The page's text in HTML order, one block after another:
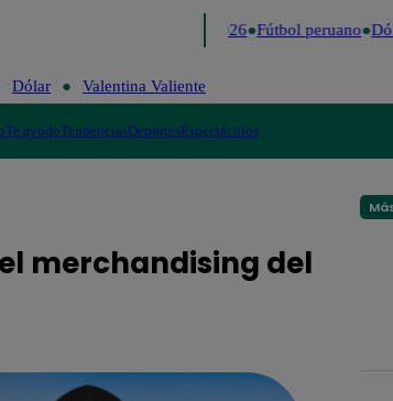
Perú Decide 2026 Fútbol peruano
Dólar Valentina Valiente
Te ayudoTendenciasDeportesEspectáculos
merchandising del